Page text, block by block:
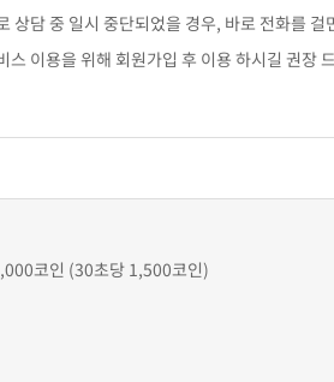
상담 중 일시 중단되었을 경우, 바로 전화를 걸
스 이용을 위해 회원가입 후 이용 하시길 권장
코인 (30초당 1,500코인)